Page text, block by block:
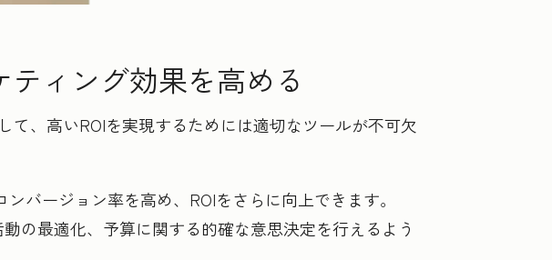
ィング効果を高める
、高いROIを実現するためには適切なツールが不可欠
バージョン率を高め、ROIをさらに向上できます。
の最適化、予算に関する的確な意思決定を行えるよう